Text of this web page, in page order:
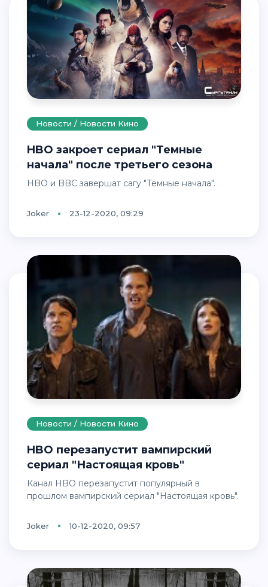
Новости / Новости Кино
HBO закроет сериал "Темные
начала" после третьего сезона
HBO и BBC завершат сагу "Темные начала".
Joker 23-12-2020, 09:29
Новости / Новости Кино
HBO перезапустит вампирский
сериал "Настоящая кровь"
Канал HBO перезапустит популярный в
прошлом вампирский сериал "Настоящая кровь".
Joker 10-12-2020, 09:57